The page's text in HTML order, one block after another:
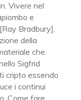
Vivere nel
e
Bradbury],
della
che.
Sigfrid
cripto essendo
i continui
Come fare